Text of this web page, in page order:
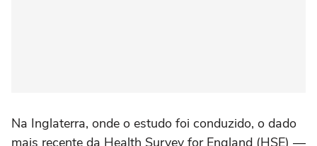
Na Inglaterra, onde o estudo foi conduzido, o dado